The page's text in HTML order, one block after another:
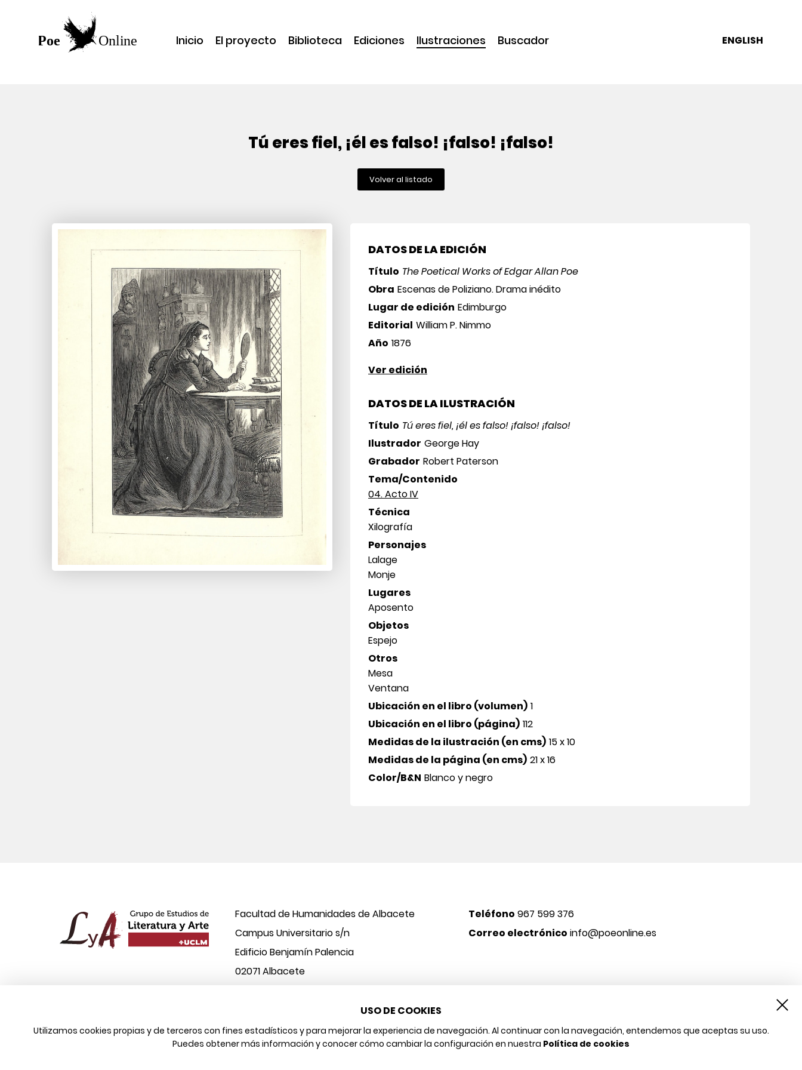
Inicio El proyecto Biblioteca Ediciones Ilustraciones Buscador ENGLISH
Tú eres fiel, ¡él es falso! ¡falso! ¡falso!
Volver al listado
DATOS DE LA EDICIÓN
Título The Poetical Works of Edgar Allan Poe
Obra Escenas de Poliziano. Drama inédito
Lugar de edición Edimburgo
Editorial William P. Nimmo
Año 1876
Ver edición
DATOS DE LA ILUSTRACIÓN
Título Tú eres fiel, ¡él es falso! ¡falso! ¡falso!
Ilustrador George Hay
Grabador Robert Paterson
Tema/Contenido
04. Acto IV
Técnica
Xilografía
Personajes
Lalage
Monje
Lugares
Aposento
Objetos
Espejo
Otros
Mesa
Ventana
Ubicación en el libro (volumen) 1
Ubicación en el libro (página) 112
Medidas de la ilustración (en cms) 15 x 10
Medidas de la página (en cms) 21 x 16
Color/B&N Blanco y negro
Facultad de Humanidades de Albacete
Campus Universitario s/n
Edificio Benjamín Palencia
02071 Albacete
Teléfono 967 599 376
Correo electrónico info@poeonline.es
© 2026 UCLM, Grupo de Estudios de Literatura y Arte Aviso legal Protección de datos Política de cookies
USO DE COOKIES
Utilizamos cookies propias y de terceros con fines estadísticos y para mejorar la experiencia de navegación. Al continuar con la navegación, entendemos que aceptas su uso.
Puedes obtener más información y conocer cómo cambiar la configuración en nuestra Política de cookies